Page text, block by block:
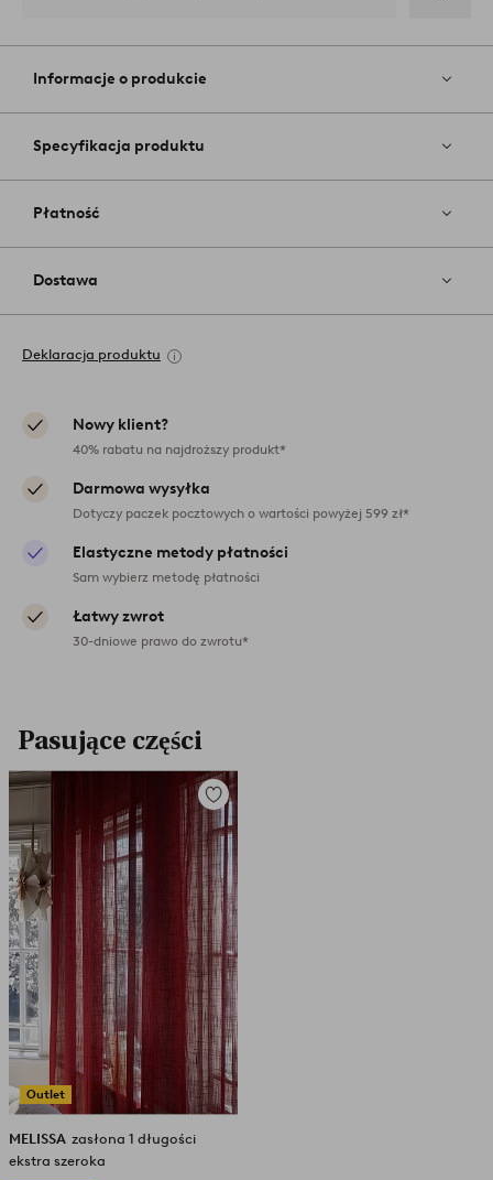
do
Informacje o produkcie
Specyfikacja produktu
Płatność
Dostawa
Deklaracja produktu
Nowy klient?
40% rabatu na najdroższy produkt*
Darmowa wysyłka
Dotyczy paczek pocztowych o wartości powyżej 599 zł*
Elastyczne metody płatności
Sam wybierz metodę płatności
Łatwy zwrot
30-dniowe prawo do zwrotu*
Pasujące części
Outlet
Dodaj
do
ulubionych
MELISSA zasłona 1 długości
ekstra szeroka